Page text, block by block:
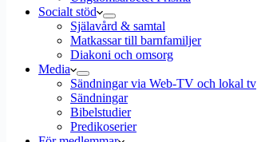
Socialt stöd
Själavård & samtal
Matkassar till barnfamiljer
Diakoni och omsorg
Media
Sändningar via Web-TV och lokal tv
Sändningar
Bibelstudier
Predikoserier